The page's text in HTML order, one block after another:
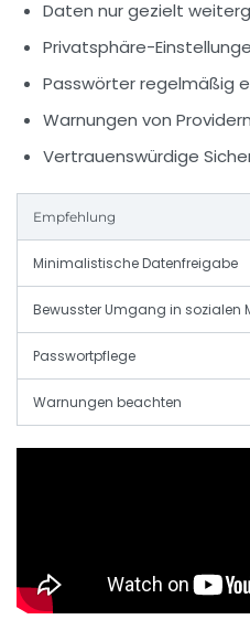
Daten nur gezielt
Privatsphäre-
Passwörter regelmäßig
Warnungen von
Vertrauenswürdige
Empfehlung
Minimalistische Datenfreigabe
Bewusster Umgang in sozialen
Passwortpflege
Warnungen beachten